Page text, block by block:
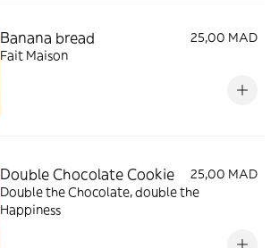
Banana bread
25,00 MAD
Fait Maison
Double Chocolate Cookie
25,00 MAD
Double the Chocolate, double the
Happiness